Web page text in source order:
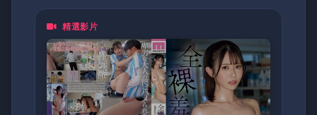
精選影片